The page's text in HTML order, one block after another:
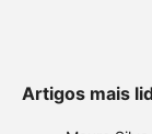
Artigos mais